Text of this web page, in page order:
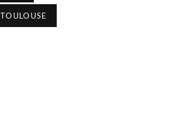
TOULOUSE